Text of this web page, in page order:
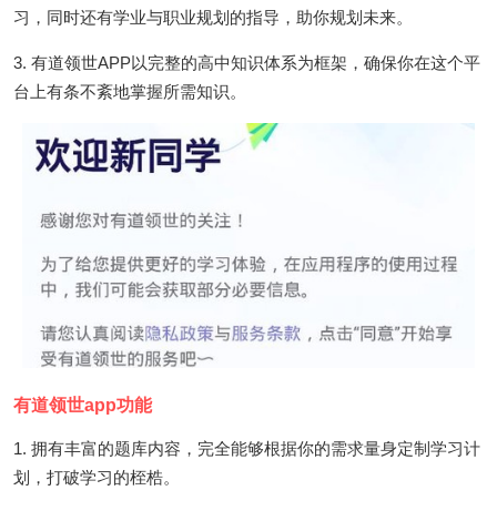
习，同时还有学业与职业规划的指导，助你规划未来。
3. 有道领世APP以完整的高中知识体系为框架，确保你在这个平
台上有条不紊地掌握所需知识。
有道领世app功能
1. 拥有丰富的题库内容，完全能够根据你的需求量身定制学习计
划，打破学习的桎梏。